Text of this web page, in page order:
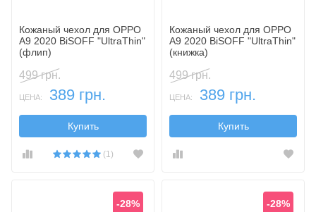
Кожаный чехол для OPPO
A9 2020 BiSOFF "UltraThin"
(флип)
499 грн.
ЦЕНА: 389 грн.
Купить
(1)
Кожаный чехол для OPPO
A9 2020 BiSOFF "UltraThin"
(книжка)
499 грн.
ЦЕНА: 389 грн.
Купить
-28% -28%